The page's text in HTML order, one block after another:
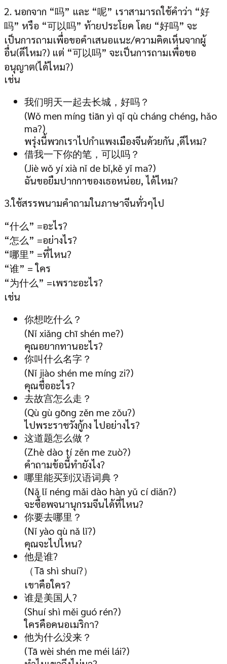
2. นอกจาก “吗” และ “呢” เราสามารถใช้คำว่า “好
吗” หรือ “可以吗” ท้ายประโยค โดย “好吗” จะ
เป็นการถามเพื่อขอคำเสนอแนะ/ความคิดเห็นจากผู้
อื่น(ดีไหม?) แต่ “可以吗” จะเป็นการถามเพื่อขอ
อนุญาต(ได้ไหม?)
เช่น
我们明天一起去长城，好吗？
(Wǒ men míng tiān yì qǐ qù cháng chéng, hǎo
ma?)
พรุ่งนี้พวกเราไปกำแพงเมืองจีนด้วยกัน ,ดีไหม?
借我一下你的笔，可以吗？
(Jiè wǒ yí xià nǐ de bǐ,kě yǐ ma?)
ฉันขอยืมปากกาของเธอหน่อย, ได้ไหม?
3.ใช้สรรพนามคำถามในภาษาจีนทั่วๆไป
“什么” =อะไร?
“怎么” =อย่างไร?
“哪里” =ที่ไหน?
“谁” = ใคร
“为什么” =เพราะอะไร?
เช่น
你想吃什么？
(Nǐ xiǎng chī shén me?)
คุณอยากทานอะไร?
你叫什么名字？
(Nǐ jiào shén me míng zi?)
คุณชื่ออะไร?
去故宫怎么走？
(Qù gù gōng zěn me zǒu?)
ไปพระราชวังกู้กง ไปอย่างไร?
这道题怎么做？
(Zhè dào tí zěn me zuò?)
คำถามข้อนี้ทำยังไง?
哪里能买到汉语词典？
(Nǎ lǐ néng mǎi dào hàn yǔ cí diǎn?)
จะซื้อพจนานุกรมจีนได้ที่ไหน?
你要去哪里？
(Nǐ yào qù nǎ lǐ?)
คุณจะไปไหน?
他是谁?
（Tā shì shuí?）
เขาคือใคร?
谁是美国人?
(Shuí shì měi guó rén?)
ใครคือคนอเมริกา?
他为什么没来？
(Tā wèi shén me méi lái?)